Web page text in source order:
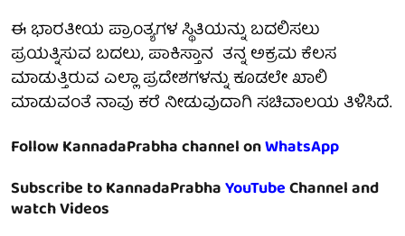
ಈ ಭಾರತೀಯ ಪ್ರಾಂತ್ಯಗಳ ಸ್ಥಿತಿಯನ್ನು ಬದಲಿಸಲು
ಪ್ರಯತ್ನಿಸುವ ಬದಲು, ಪಾಕಿಸ್ತಾನ ತನ್ನ ಅಕ್ರಮ ಕೆಲಸ
ಮಾಡುತ್ತಿರುವ ಎಲ್ಲಾ ಪ್ರದೇಶಗಳನ್ನು ಕೂಡಲೇ ಖಾಲಿ
ಮಾಡುವಂತೆ ನಾವು ಕರೆ ನೀಡುವುದಾಗಿ ಸಚಿವಾಲಯ ತಿಳಿಸಿದೆ.
Follow KannadaPrabha channel onWhatsApp
Subscribe to KannadaPrabhaYouTubeChannel and
watch Videos